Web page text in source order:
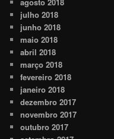
julho 2018
junho 2018
maio 2018
abril 2018
março 2018
fevereiro 2018
janeiro 2018
dezembro 2017
novembro 2017
outubro 2017